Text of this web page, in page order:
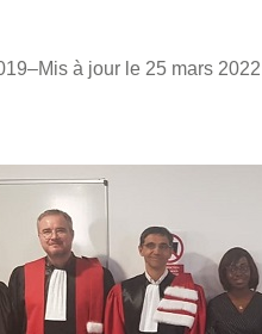
–Mis à jour le 25 mars 2022